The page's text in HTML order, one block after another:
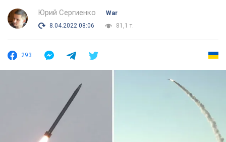
Юрий Сергиенко
War
8.04.2022 08:06
81,1 т.
293